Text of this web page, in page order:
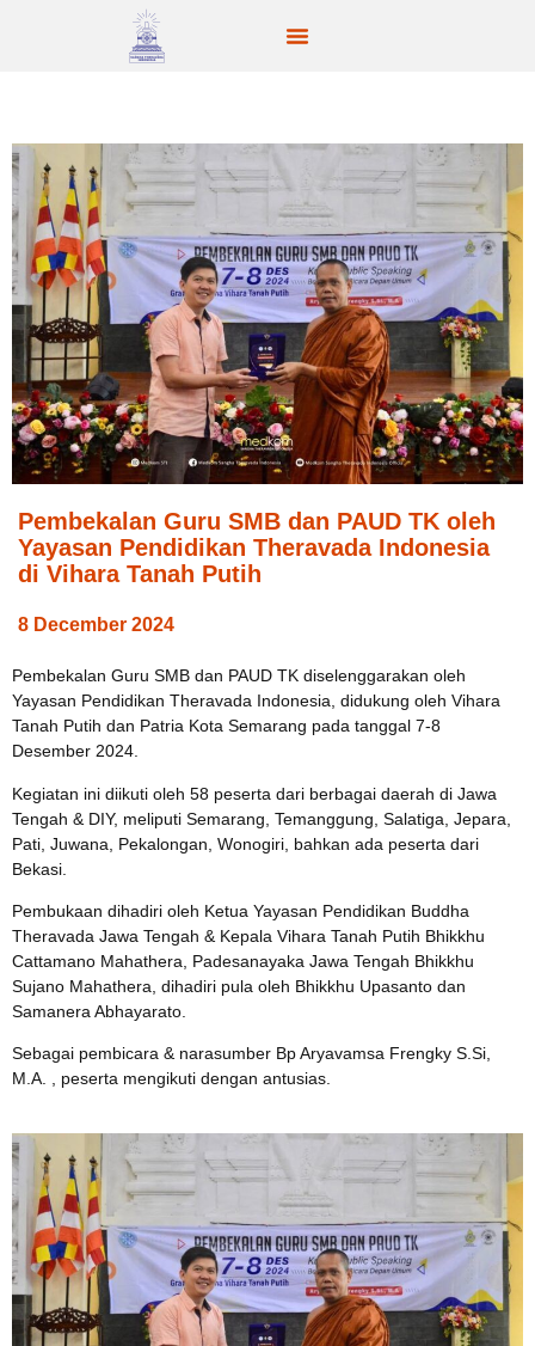
Pembekalan Guru SMB dan PAUD TK oleh
Yayasan Pendidikan Theravada Indonesia
di Vihara Tanah Putih
8 December 2024
Pembekalan Guru SMB dan PAUD TK diselenggarakan oleh
Yayasan Pendidikan Theravada Indonesia, didukung oleh Vihara
Tanah Putih dan Patria Kota Semarang pada tanggal 7-8
Desember 2024.
Kegiatan ini diikuti oleh 58 peserta dari berbagai daerah di Jawa
Tengah & DIY, meliputi Semarang, Temanggung, Salatiga, Jepara,
Pati, Juwana, Pekalongan, Wonogiri, bahkan ada peserta dari
Bekasi.
Pembukaan dihadiri oleh Ketua Yayasan Pendidikan Buddha
Theravada Jawa Tengah & Kepala Vihara Tanah Putih Bhikkhu
Cattamano Mahathera, Padesanayaka Jawa Tengah Bhikkhu
Sujano Mahathera, dihadiri pula oleh Bhikkhu Upasanto dan
Samanera Abhayarato.
Sebagai pembicara & narasumber Bp Aryavamsa Frengky S.Si,
M.A. , peserta mengikuti dengan antusias.